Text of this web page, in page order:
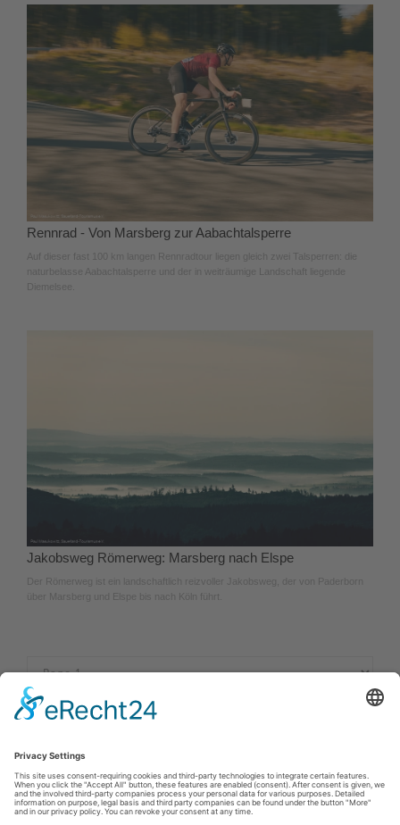
Rennrad - Von Marsberg zur Aabachtalsperre
Auf dieser fast 100 km langen Rennradtour liegen gleich zwei Talsperren: die
naturbelasse Aabachtalsperre und der in weiträumige Landschaft liegende
Diemelsee.
Jakobsweg Römerweg: Marsberg nach Elspe
Der Römerweg ist ein landschaftlich reizvoller Jakobsweg, der von Paderborn
über Marsberg und Elspe bis nach Köln führt.